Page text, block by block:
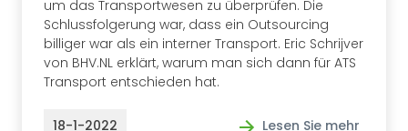
um das Transportwesen zu überprüfen. Die
Schlussfolgerung war, dass ein Outsourcing
billiger war als ein interner Transport. Eric Schrijver
von BHV.NL erklärt, warum man sich dann für ATS
Transport entschieden hat.
18-1-2022 Lesen Sie mehr